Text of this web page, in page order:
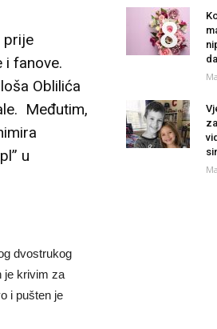
prije
i fanove.
Oblilića
Međutim,
u
dvostrukog
je krivim za
i pušten je